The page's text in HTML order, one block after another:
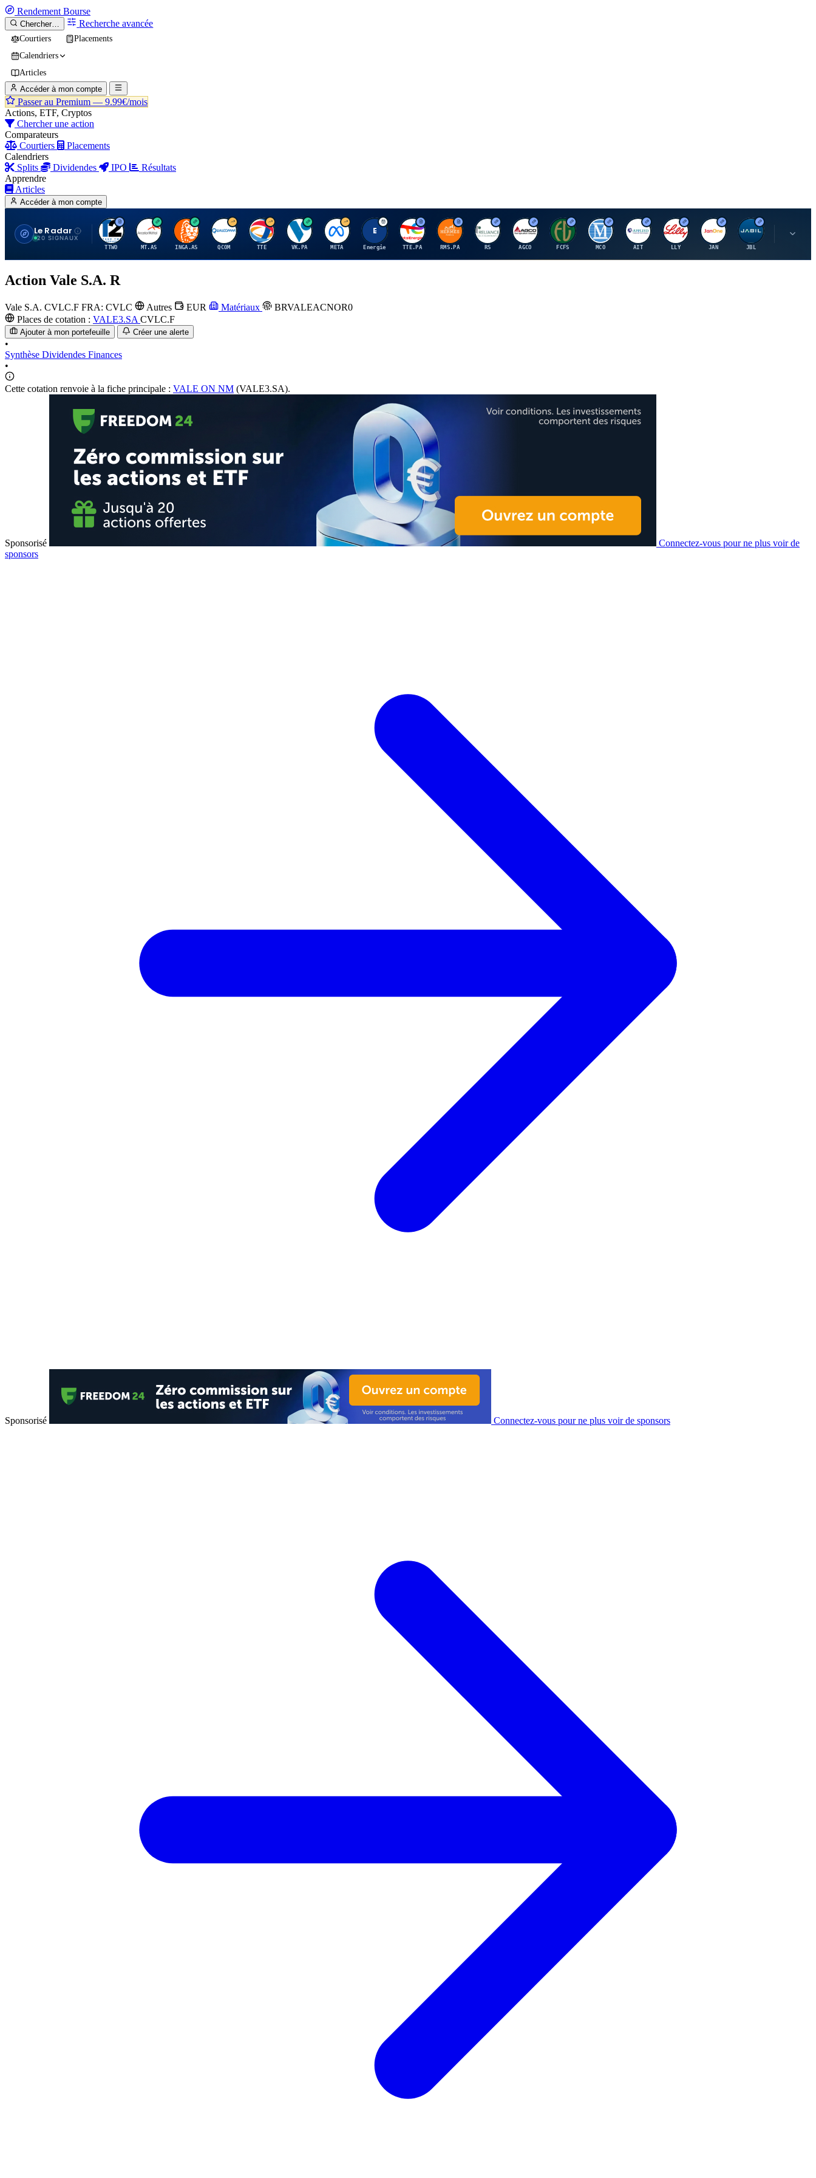
Rendement Bourse
Chercher… Recherche avancée
Courtiers
Placements
Calendriers
Articles
Accéder à mon compte
Passer au Premium — 9.99€/mois
Actions, ETF, Cryptos
Chercher une action
Comparateurs
Courtiers
Placements
Calendriers
Splits
Dividendes IPO
Résultats
Apprendre
Articles
Accéder à mon compte
Le Radar
20 SIGNAUX
T
TTWO
A
MT.AS
I
INGA.AS
Q
QCOM
T
TTE
V
VK.PA
M
META
E
Energie
T
TTE.PA
H
RMS.PA
R
RS
A
AGCO
F
FCFS
M
MCO
A
AIT
E
LLY
J
JAN
J
JBL
P
Action Vale S.A. R
Vale S.A. CVLC.F FRA: CVLC Autres EUR Matériaux
BRVALEACNOR0
Places de cotation : VALE3.SA CVLC.F
Ajouter à mon portefeuille Créer une alerte
•
Synthèse Dividendes Finances
•
Cette cotation renvoie à la fiche principale : VALE ON NM (VALE3.SA).
Sponsorisé
Connectez-vous pour ne plus voir de
sponsors
Sponsorisé Connectez-vous pour ne plus voir de sponsors